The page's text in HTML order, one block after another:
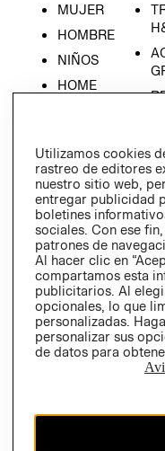
MUJER
HOMBRE
NIÑOS
HOME
Utilizamos cookies
rastreo de editores
nuestro sitio web,
entregar publicidad
boletines
sociales. Con ese
patrones de
Al hacer clic en
compartamos esta
publicitarios. Al
opcionales, lo que
personalizadas.
personalizar sus
de datos para